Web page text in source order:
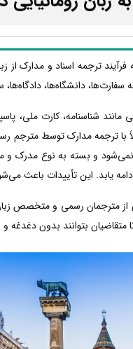
فرآیند ترجمه اسناد و مدارک
سفارت‌ها، دانشگاه‌ها،
مانند شناسنامه، کارت ملی،
با ترجمه مدارک توسط مترجم
و بسته به نوع مدرک و
یابد. این تأییدات باعث
از مترجمان رسمی و متخصص
بتوانند بدون دغدغه و